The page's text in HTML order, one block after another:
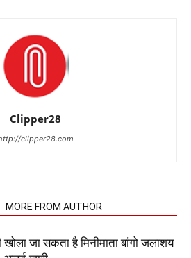
Clipper28
clipper28.com
MORE FROM AUTHOR
खोला जा सकता है मिनीमाता बांगो जलाशय